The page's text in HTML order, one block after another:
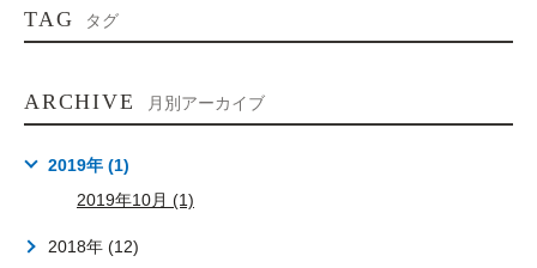
TAG タグ
ARCHIVE 月別アーカイブ
2019年 (1)
2019年10月 (1)
2018年 (12)